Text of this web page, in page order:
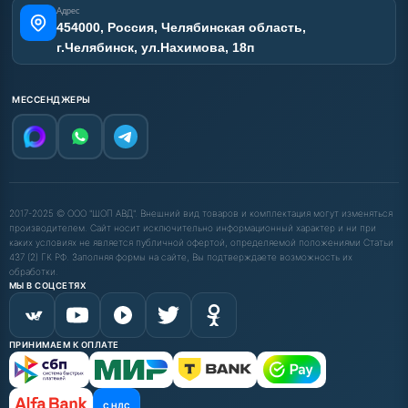
Адрес
454000, Россия, Челябинская область,
г.Челябинск, ул.Нахимова, 18п
МЕССЕНДЖЕРЫ
2017-2025 © ООО "ШОП АВД". Внешний вид товаров и комплектация могут изменяться
производителем. Сайт носит исключительно информационный характер и ни при
каких условиях не является публичной офертой, определяемой положениями Статьи
437 (2) ГК РФ. Заполняя формы на сайте, Вы подтверждаете возможность их
обработки.
МЫ В СОЦСЕТЯХ
ПРИНИМАЕМ К ОПЛАТЕ
С НДС